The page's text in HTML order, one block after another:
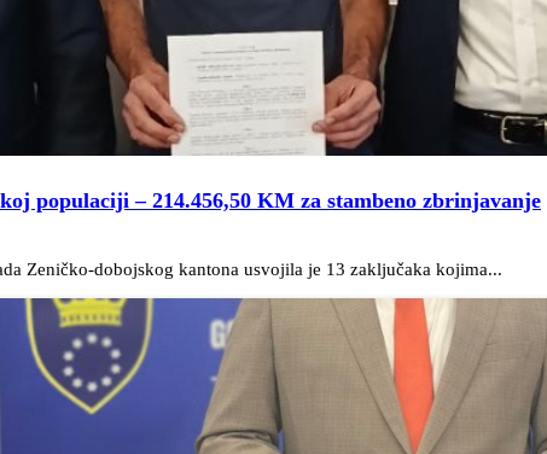
populaciji – 214.456,50 KM za stambeno zbrinjavanje
Zeničko-dobojskog kantona usvojila je 13 zaključaka kojima...